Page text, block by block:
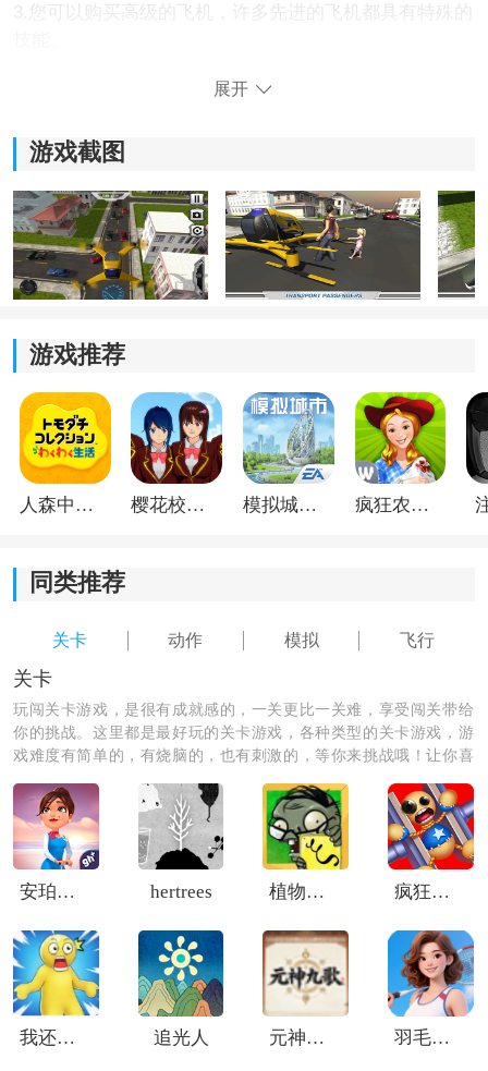
3.您可以购买高级的飞机，许多先进的飞机都具有特殊的
《直升飞机》游戏亮点：
2.各种酷炫的直升机正等着您进行控制。
3.左下角的方向盘控制直升机的运动。
5.修理道路，使其能够顺利通过。
6.许多关卡都在等你挑战。
《直升飞机》模拟器游戏任务
1.随机飞行故障挑战
飞行过程中可能随机触发起落架异常、发动机损坏等特
展开
游戏截图
游戏推荐
人森中文版 樱花校园模拟器1.048.00中文版 模拟城市我是巿长联机版 疯狂农场3美国派19
同类推荐
关卡 动作 模拟 飞行
关卡
玩闯关卡游戏，是很有成就感的，一关更比一关难，享受闯关带给
你的挑战。这里都是最好玩的关卡游戏，各种类型的关卡游戏，游
戏难度有简单的，有烧脑的，也有刺激的，等你来挑战哦！让你喜
安珀的空姐梦希望高飞 hertrees 植物大战僵尸XI版 疯狂木偶人3
我还没上车啊 追光人 元神九歌 羽毛球对决